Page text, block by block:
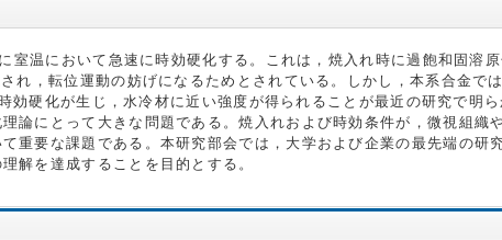
温において急速に時効硬化する。これは，焼入れ時に過飽和固溶
れ，転位運動の妨げになるためとされている。しかし，本系合金で
硬化が生じ，水冷材に近い強度が得られることが最近の研究で明
論にとって大きな問題である。焼入れおよび時効条件が，微視組織
重要な課題である。本研究部会では，大学および企業の最先端の研
解を達成することを目的とする。